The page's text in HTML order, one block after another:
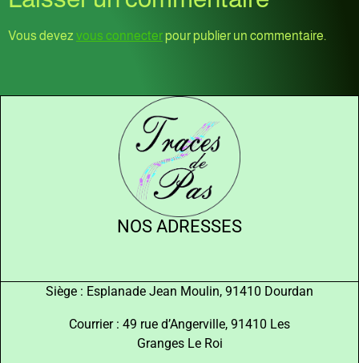
Vous devez vous connecter pour publier un commentaire.
NOS ADRESSES
Siège : Esplanade Jean Moulin, 91410 Dourdan
Courrier : 49 rue d’Angerville, 91410 Les
Granges Le Roi